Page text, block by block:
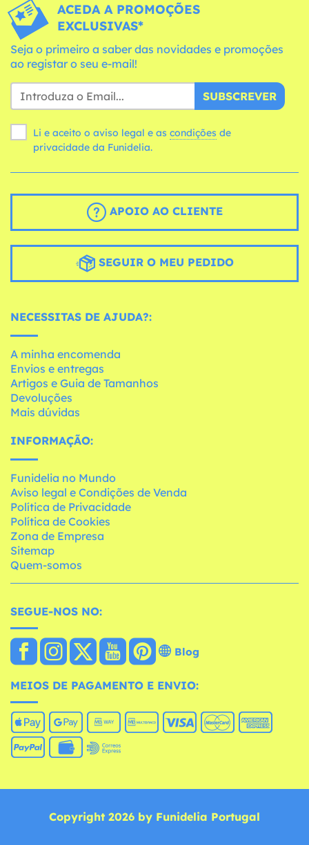
ACEDA A PROMOÇÕES
EXCLUSIVAS*
Seja o primeiro a saber das novidades e promoções
ao registar o seu e-mail!
SUBSCREVER
Li e aceito o aviso legal e as condições
privacidade da Funidelia.
APOIO AO CLIENTE
SEGUIR O MEU PEDIDO
NECESSITAS DE AJUDA?:
A minha encomenda
Envios e entregas
Artigos e Guia de Tamanhos
Devoluções
Mais dúvidas
INFORMAÇÃO:
Funidelia no Mundo
Aviso legal e Condições de Venda
Política de Privacidade
Política de Cookies
Zona de Empresa
Sitemap
Quem-somos
SEGUE-NOS NO:
Blog
MEIOS DE PAGAMENTO E ENVIO:
Copyright 2026 by Funidelia Portugal